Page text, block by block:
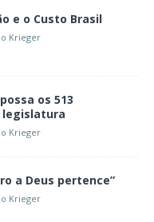
e o Custo Brasil
Krieger
os 513
legislatura
Krieger
a Deus pertence”
Krieger